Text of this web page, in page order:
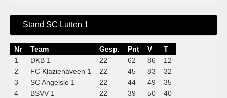
Stand SC Lutten 1
Nr Team Gesp. Pnt V
T
1
DKB 1 22 62 86
12
2
FC Klazienaveen 1 22 45 83
32
3
SC Angelslo 1 22 44 49
35
4
BSVV 1 22 39 50
40